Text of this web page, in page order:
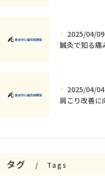
2025/04/09
2025/04/04
タグ Tags